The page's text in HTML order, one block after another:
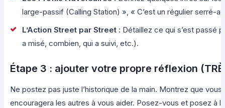
large-passif (Calling Station) », « C’est un régulier serré-
L’Action Street par Street : Détaillez ce qui s’est passé
a misé, combien, qui a suivi, etc.).
Étape 3 : ajouter votre propre réflexion
Ne postez pas juste l’historique de la main. Montrez que
encouragera les autres à vous aider. Posez-vous et posez à